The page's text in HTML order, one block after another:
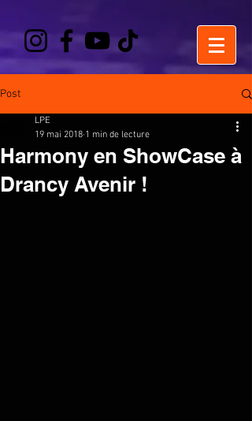
Post
Harmony en ShowCase à
Drancy Avenir !
LPE
19 mai 2018 1 min de lecture